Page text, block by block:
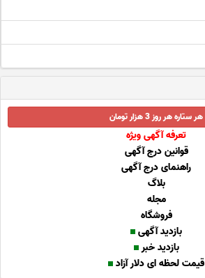
هر ستاره هر روز 3 هزار تومان
تعرفه آگهی ویژه
قوانین درج آگهی
راهنمای درج آگهی
بلاگ
مجله
فروشگاه
بازدید آگهی
بازدید خبر
قیمت لحظه ای دلار آزاد